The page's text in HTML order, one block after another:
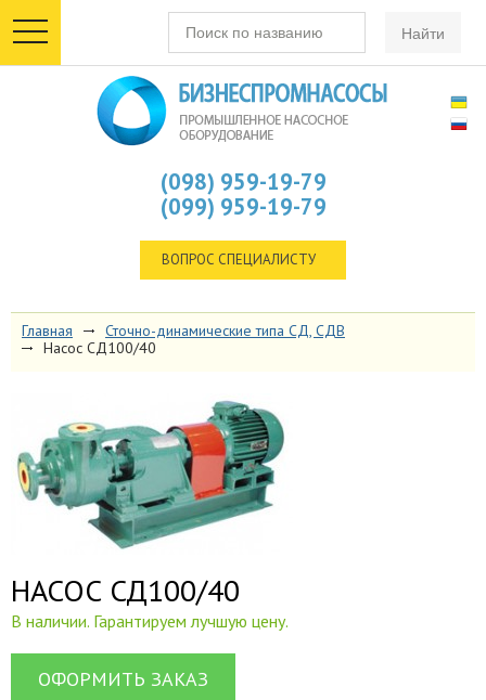
toggle
navigation
(098) 959-19-79
(099) 959-19-79
ВОПРОС СПЕЦИАЛИСТУ
Главная
Сточно-динамические типа СД, СДВ
Насос СД100/40
НАСОС СД100/40
В наличии. Гарантируем лучшую цену.
ОФОРМИТЬ ЗАКАЗ